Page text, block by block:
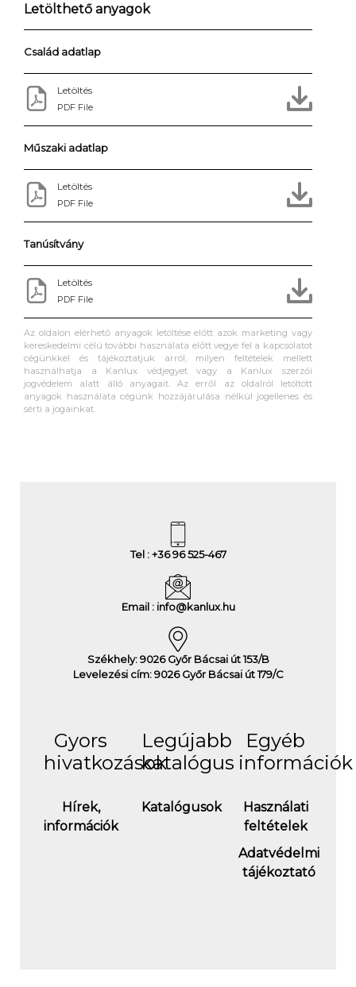
Letölthető anyagok
Család adatlap
Letöltés
PDF File
Műszaki adatlap
Letöltés
PDF File
Tanúsítvány
Letöltés
PDF File
Az oldalon elérhető anyagok letöltése előtt azok marketing vagy
kereskedelmi célú további használata előtt vegye fel a kapcsolatot
cégünkkel és tájékoztatjuk arról, milyen feltételek mellett
használhatja a Kanlux védjegyet vagy a Kanlux szerzői
jogvédelem alatt álló anyagait. Az erről az oldalról letöltött
anyagok használata cégünk hozzájárulása nélkül jogellenes és
sérti a jogainkat.
Tel : +36 96 525-467
Email : info@kanlux.hu
Székhely: 9026 Győr Bácsai út 153/B
Levelezési cím: 9026 Győr Bácsai út 179/C
Gyors
hivatkozások
Hírek,
információk
Legújabb
katalógus
Katalógusok
Egyéb
információk
Használati
feltételek
Adatvédelmi
tájékoztató